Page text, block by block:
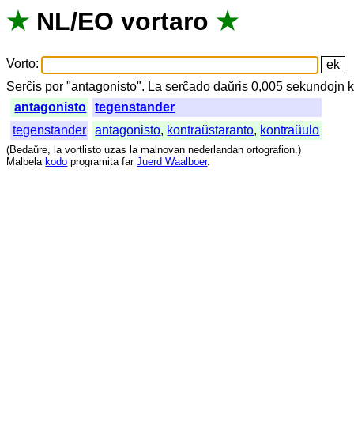
★ NL/EO vortaro ★
Vorto:
Serĉis por "antagonisto". La serĉado daŭris 0,005sekundojn
antagonisto
tegenstander
tegenstander
antagonisto, kontraŭstaranto, kontraŭulo
(Bedaŭre, la vortlisto uzas la malnovan nederlandan ortografion.)
Malbela kodo programita far Juerd Waalboer.